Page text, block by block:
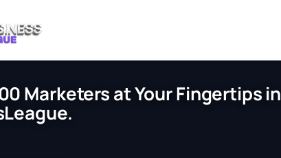
Marketers at Your Fingertips in